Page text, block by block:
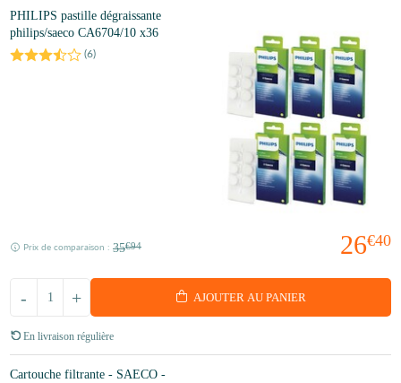
PHILIPS pastille dégraissante
philips/saeco CA6704/10 x36
(6)
26€40
Prix de comparaison : 35€94
+
- AJOUTER AU PANIER
En livraison régulière
Cartouche filtrante - SAECO -